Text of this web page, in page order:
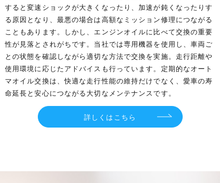
すると変速ショックが大きくなったり、加速が鈍くなったりす
る原因となり、最悪の場合は高額なミッション修理につながる
こともあります。しかし、エンジンオイルに比べて交換の重要
性が見落とされがちです。当社では専用機器を使用し、車両ご
との状態を確認しながら適切な方法で交換を実施。走行距離や
使用環境に応じたアドバイスも行っています。定期的なオート
マオイル交換は、快適な走行性能の維持だけでなく、愛車の寿
命延長と安心につながる大切なメンテナンスです。
詳しくはこちら